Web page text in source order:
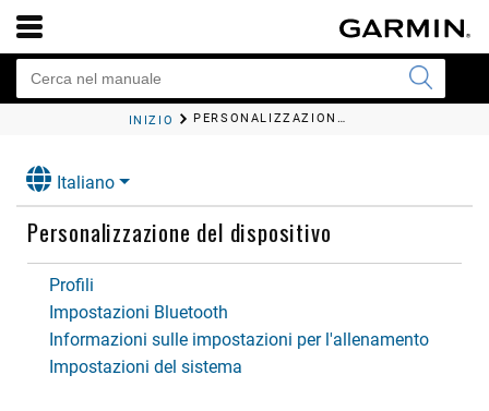
INIZIO PERSONALIZZAZIONE DEL DISPOSITIVO
Italiano
Personalizzazione del dispositivo
Profili
Impostazioni Bluetooth
Informazioni sulle impostazioni per l'allenamento
Impostazioni del sistema